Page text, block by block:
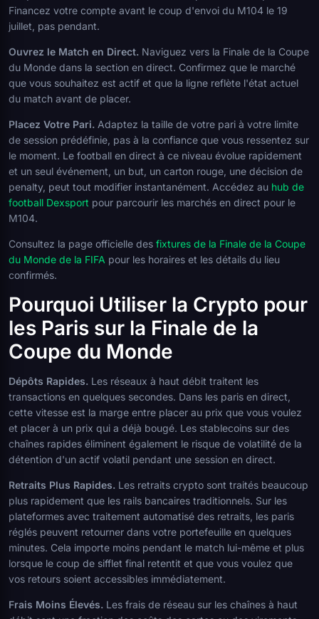
Financez votre compte avant le coup d'envoi du M104 le 19
juillet, pas pendant.
Ouvrez le Match en Direct. Naviguez vers la Finale de la Coupe
du Monde dans la section en direct. Confirmez que le marché
que vous souhaitez est actif et que la ligne reflète l'état actuel
du match avant de placer.
Placez Votre Pari. Adaptez la taille de votre pari à votre limite
de session prédéfinie, pas à la confiance que vous ressentez sur
le moment. Le football en direct à ce niveau évolue rapidement
et un seul événement, un but, un carton rouge, une décision de
penalty, peut tout modifier instantanément. Accédez au hub de
football Dexsport pour parcourir les marchés en direct pour le
M104.
Consultez la page officielle des fixtures de la Finale de la Coupe
du Monde de la FIFA pour les horaires et les détails du lieu
confirmés.
Pourquoi Utiliser la Crypto pour
les Paris sur la Finale de la
Coupe du Monde
Dépôts Rapides. Les réseaux à haut débit traitent les
transactions en quelques secondes. Dans les paris en direct,
cette vitesse est la marge entre placer au prix que vous voulez
et placer à un prix qui a déjà bougé. Les stablecoins sur des
chaînes rapides éliminent également le risque de volatilité de la
détention d'un actif volatil pendant une session en direct.
Retraits Plus Rapides. Les retraits crypto sont traités beaucoup
plus rapidement que les rails bancaires traditionnels. Sur les
plateformes avec traitement automatisé des retraits, les paris
réglés peuvent retourner dans votre portefeuille en quelques
minutes. Cela importe moins pendant le match lui-même et plus
lorsque le coup de sifflet final retentit et que vous voulez que
vos retours soient accessibles immédiatement.
Frais Moins Élevés. Les frais de réseau sur les chaînes à haut